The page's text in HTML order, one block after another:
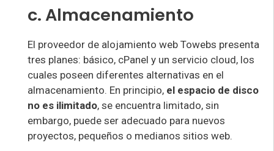
c. Almacenamiento
El proveedor de alojamiento web Towebs presenta
tres planes: básico, cPanel y un servicio cloud, los
cuales poseen diferentes alternativas en el
almacenamiento. En principio, el espacio de disco
no es ilimitado, se encuentra limitado, sin
embargo, puede ser adecuado para nuevos
proyectos, pequeños o medianos sitios web.